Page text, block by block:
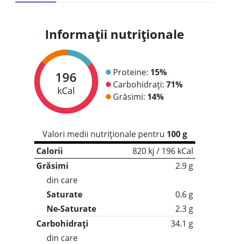
Informații nutriționale
196
kCal
Proteine: 15%
Carbohidrați: 71%
Grăsimi: 14%
Valori medii nutriționale pentru 100 g
Calorii
820 kj / 196 kCal
Grăsimi
2.9 g
din care
Saturate
0.6 g
Ne-Saturate
2.3 g
Carbohidrați
34.1 g
din care